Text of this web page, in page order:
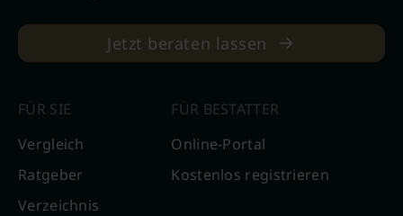
Jetzt beraten lassen
FÜR SIE
Vergleich
Ratgeber
Verzeichnis
FÜR BESTATTER
Online-Portal
Kostenlos registrieren